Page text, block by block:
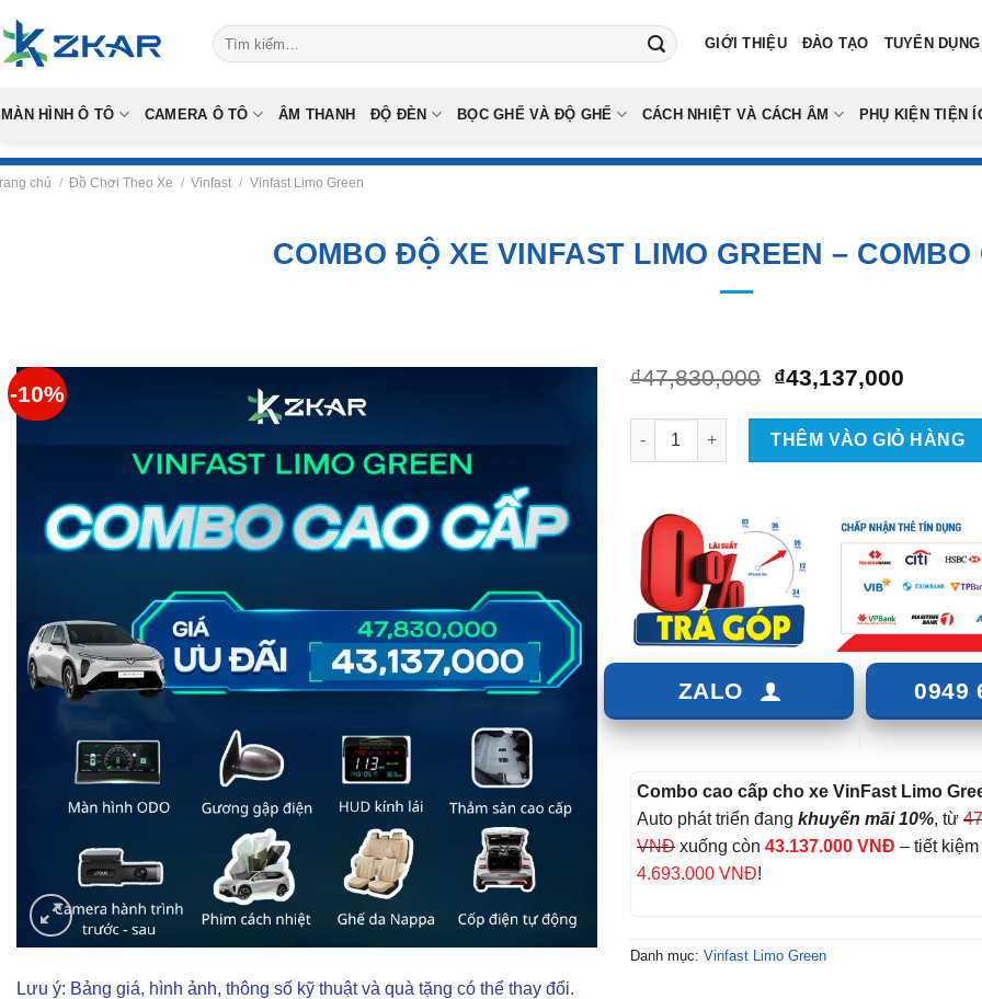
to
content
Tìm
kiếm:
GIỚI THIỆU ĐÀO TẠO TUYỂN DỤNG
MÀN HÌNH Ô TÔ CAMERA Ô TÔ ÂM THANH ĐỘ ĐÈN BỌC GHẾ VÀ ĐỘ GHẾ CÁCH NHIỆT VÀ CÁCH ÂM PHỤ KIỆN TIỆN
chủ / Đồ Chơi Theo Xe / Vinfast / Vinfast Limo Green
COMBO ĐỘ XE VINFAST LIMO GREEN –
-10%
Lưu ý: Bảng giá, hình ảnh, thông số kỹ thuật và quà tặng có thể thay đổi.
₫47,830,000 Giá
là:
₫47,830,000.
₫43,137,000
tại
là:
Combo Độ Xe Vinfast Limo Green - Combo
THÊM VÀO GIỎ HÀNG
ZALO 0949
Combo cao cấp cho xe VinFast Limo
Auto phát triển đang khuyến mãi 10%, từ
VNĐ xuống còn 43.137.000 VNĐ – tiết
4.693.000 VNĐ!
Danh mục: Vinfast Limo Green